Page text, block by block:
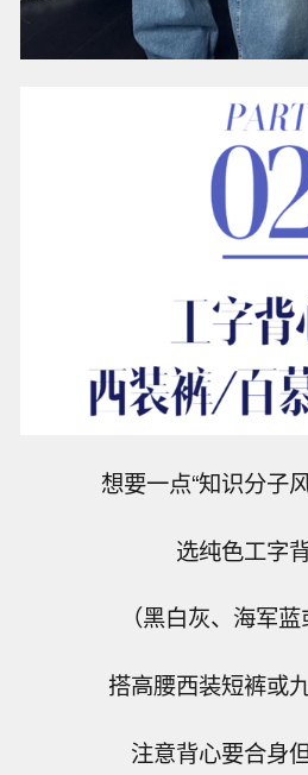
想要一点“知识分子
选纯色工字背
（黑白灰、海军蓝
搭高腰西装短裤或
注意背心要合身